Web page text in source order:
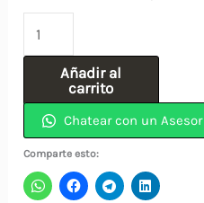
$749.900.
Taladro
Inalámbrico
1/2"
18V
DHP490
MAKITA
Añadir al
carrito
Chatear con un Asesor
Comparte esto: